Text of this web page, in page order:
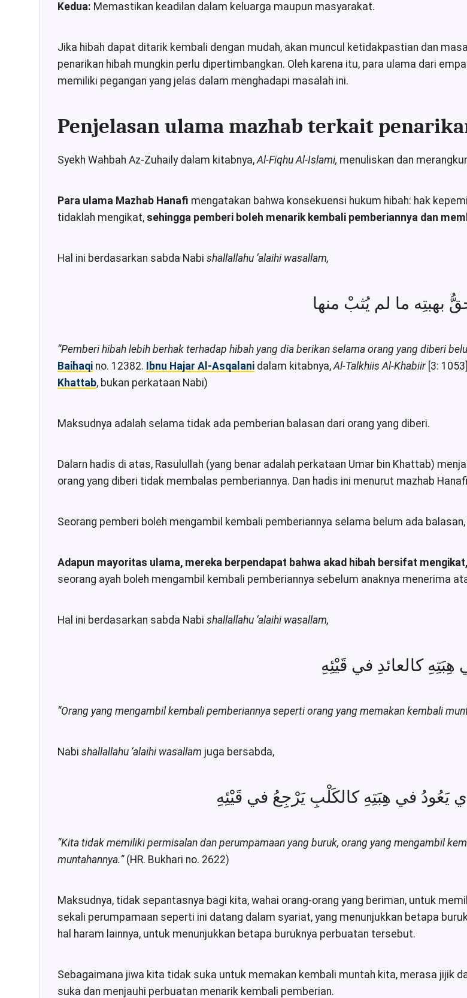
Kedua: Memastikan keadilan dalam keluarga maupun masyarakat.
Jika hibah dapat ditarik kembali dengan mudah, akan muncul ketidakpastian dan
penarikan hibah mungkin perlu dipertimbangkan. Oleh karena itu, para ulama dari
memiliki pegangan yang jelas dalam menghadapi masalah ini.
Penjelasan ulama mazhab terkait
Syekh Wahbah Az-Zuhaily dalam kitabnya,Al-Fiqhu Al-Islami, menuliskan dan
Para ulama Mazhab Hanafi mengatakan bahwa konsekuensi hukum hibah: hak
tidaklah mengikat, sehingga pemberi boleh menarik kembali pemberiannya dan
Hal ini berdasarkan sabda Nabi shallallahu ‘alaihi wasallam,
بهبتِه ما لم يُثبْ منها
“Pemberi hibah lebih berhak terhadap hibah yang dia berikan selama orang yang diberi
Baihaqi no. 12382. Ibnu Hajar Al-Asqalani dalam kitabnya,Al-Talkhiis Al-Khabiir[3:
Khattab, bukan perkataan Nabi)
Maksudnya adalah selama tidak ada pemberian balasan dari orang yang diberi.
Dalarn hadis di atas, Rasulullah (yang benar adalah perkataan Umar bin Khattab)
orang yang diberi tidak membalas pemberiannya. Dan hadis ini menurut mazhab
Seorang pemberi boleh mengambil kembali pemberiannya selama belum ada
Adapun mayoritas ulama, mereka berpendapat bahwa akad hibah bersifat mengikat,
seorang ayah boleh mengambil kembali pemberiannya sebelum anaknya menerima
Hal ini berdasarkan sabda Nabi shallallahu ‘alaihi wasallam,
هِبَتِهِ كالعائدِ في قَيْئِهِ
“Orang yang mengambil kembali pemberiannya seperti orang yang memakan kembali
Nabi shallallahu ‘alaihi wasallam juga bersabda,
“Kita tidak memiliki permisalan dan perumpamaan yang buruk, orang yang mengambil
muntahannya.” (HR. Bukhari no. 2622)
Maksudnya, tidak sepantasnya bagi kita, wahai orang-orang yang beriman, untuk
sekali perumpamaan seperti ini datang dalam syariat, yang menunjukkan betapa
hal haram lainnya, untuk menunjukkan betapa buruknya perbuatan tersebut.
Sebagaimana jiwa kita tidak suka untuk memakan kembali muntah kita, merasa jijik
suka dan menjauhi perbuatan menarik kembali pemberian.